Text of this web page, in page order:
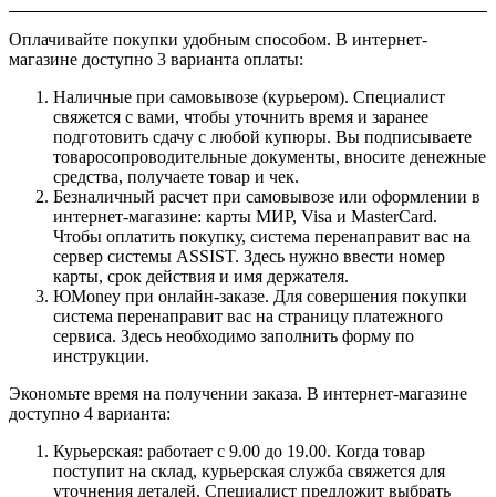
Оплачивайте покупки удобным способом. В интернет-
магазине доступно 3 варианта оплаты:
Наличные при самовывозе (курьером). Специалист
свяжется с вами, чтобы уточнить время и заранее
подготовить сдачу с любой купюры. Вы подписываете
товаросопроводительные документы, вносите денежные
средства, получаете товар и чек.
Безналичный расчет при самовывозе или оформлении в
интернет-магазине: карты МИР, Visa и MasterCard.
Чтобы оплатить покупку, система перенаправит вас на
сервер системы ASSIST. Здесь нужно ввести номер
карты, срок действия и имя держателя.
ЮMoney при онлайн-заказе. Для совершения покупки
система перенаправит вас на страницу платежного
сервиса. Здесь необходимо заполнить форму по
инструкции.
Экономьте время на получении заказа. В интернет-магазине
доступно 4 варианта:
Курьерская: работает с 9.00 до 19.00. Когда товар
поступит на склад, курьерская служба свяжется для
уточнения деталей. Специалист предложит выбрать